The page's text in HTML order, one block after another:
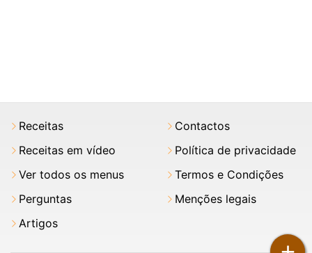
Receitas
Receitas em vídeo
Ver todos os menus
Perguntas
Artigos
Contactos
Política de privacidade
Termos e Condições
Menções legais